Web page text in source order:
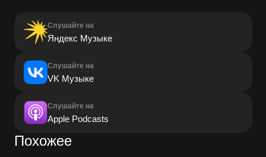
Слушайте на
Яндекс Музыке
Слушайте на
VK Музыке
Слушайте на
Apple Podcasts
Похожее